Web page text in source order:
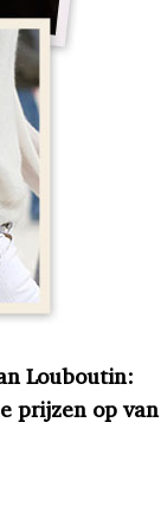
Louboutin:
prijzen op van